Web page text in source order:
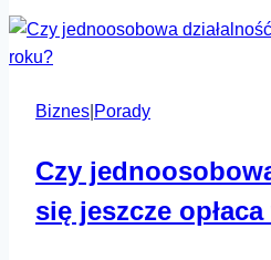
koktajlowe?
liście
gałązki?
Biznes Porady
Czy
się jeszcze